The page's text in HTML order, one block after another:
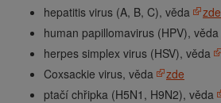
hepatitis virus (A, B, C), věda
zde
human papillomavirus (HPV), věda
herpes simplex virus (HSV), věda
Coxsackie virus, věda
zde
ptačí chřipka (H5N1, H9N2), věda